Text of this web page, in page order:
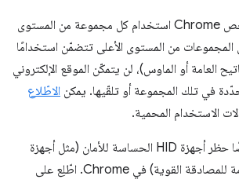
بالإضافة إلى ذلك، يفحص Chrome استخدام كل مجموعة من المستوى
المجموعات من المستوى الأعلى تتضمّن استخدامًا
العامة أو الماوس)، لن يتمكّن الموقع الإلكتروني
في تلك المجموعة أو تلقّيها. يمكن الاطّلاع
الاستخدام المحمية.
يُرجى العِلم أنّه يتم أيضًا حظر أجهزة HID الحساسة للأمان (مثل أجهزة
FIDO HID المستخدَمة للمصادقة القوية) في Chrome. اطّلِع على